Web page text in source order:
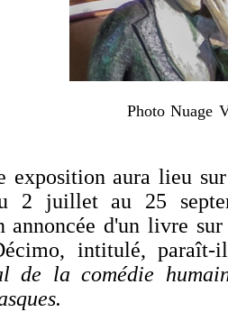
Photo Nuage
aura lieu sur
2 juillet au 25
annoncée d'un livre
intitulé,
de la comédie